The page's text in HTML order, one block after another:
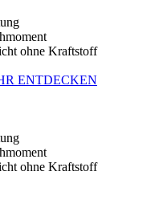
ohne Kraftstoff
ENTDECKEN
ohne Kraftstoff